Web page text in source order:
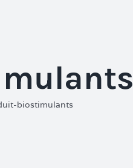
biostimulants